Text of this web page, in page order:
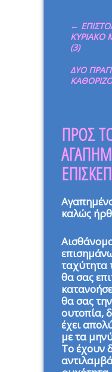
←
ΚΥΡΙΑΚΟ
(3)
ΔΥΟ
ΠΡΟΣ
καλώς
ταχύτητα
θα σας
θα σας
ουτοπία,
έχει
με τα
Το έχουν